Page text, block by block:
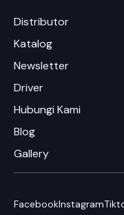
Distributor
Katalog
Newsletter
Driver
Hubungi Kami
Blog
Gallery
FacebookInstagram